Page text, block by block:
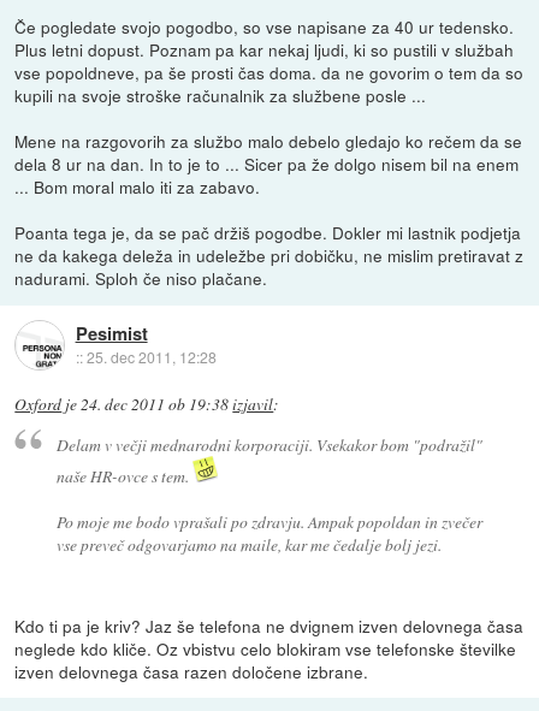
Če pogledate svojo pogodbo, so vse napisane za 40 ur tedensko.
Plus letni dopust. Poznam pa kar nekaj ljudi, ki so pustili v službah
vse popoldneve, pa še prosti čas doma. da ne govorim o tem da so
kupili na svoje stroške računalnik za službene posle ...
Mene na razgovorih za službo malo debelo gledajo ko rečem da se
dela 8 ur na dan. In to je to ... Sicer pa že dolgo nisem bil na enem
... Bom moral malo iti za zabavo.
Poanta tega je, da se pač držiš pogodbe. Dokler mi lastnik podjetja
ne da kakega deleža in udeležbe pri dobičku, ne mislim pretiravat z
nadurami. Sploh če niso plačane.
Pesimist
::25. dec 2011, 12:28
Oxford je24. dec 2011 ob 19:38izjavil:
Delam v večji mednarodni korporaciji. Vsekakor bom "podražil"
naše HR-ovce s tem.
Po moje me bodo vprašali po zdravju. Ampak popoldan in zvečer
vse preveč odgovarjamo na maile, kar me čedalje bolj jezi.
Kdo ti pa je kriv? Jaz še telefona ne dvignem izven delovnega časa
neglede kdo kliče. Oz vbistvu celo blokiram vse telefonske številke
izven delovnega časa razen določene izbrane.